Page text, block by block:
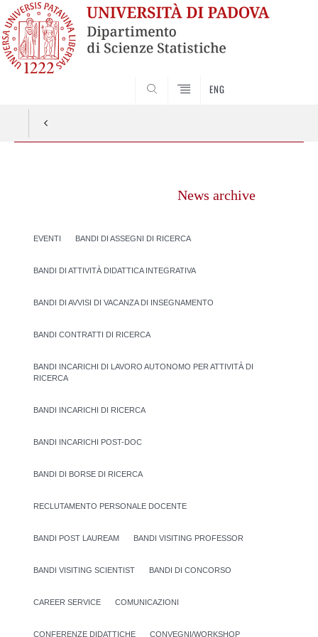
ENG
News archive
EVENTI BANDI DI ASSEGNI DI RICERCA
BANDI DI ATTIVITÀ DIDATTICA INTEGRATIVA
BANDI DI AVVISI DI VACANZA DI INSEGNAMENTO
BANDI CONTRATTI DI RICERCA
BANDI INCARICHI DI LAVORO AUTONOMO PER ATTIVITÀ DI
RICERCA
BANDI INCARICHI DI RICERCA
BANDI INCARICHI POST-DOC
BANDI DI BORSE DI RICERCA
RECLUTAMENTO PERSONALE DOCENTE
BANDI POST LAUREAM BANDI VISITING PROFESSOR
BANDI VISITING SCIENTIST BANDI DI CONCORSO
CAREER SERVICE COMUNICAZIONI
CONFERENZE DIDATTICHE CONVEGNI/WORKSHOP